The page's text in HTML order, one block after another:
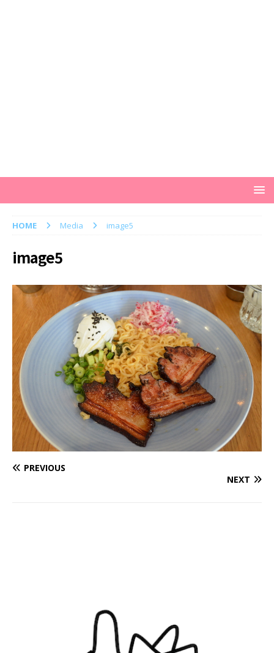
HOME Media image5
image5
PREVIOUS
NEXT